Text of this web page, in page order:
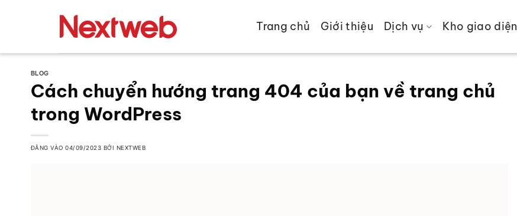
Trang chủ Giới thiệu Dịch vụ Kho giao diện
BLOG
Cách chuyển hướng trang 404 của bạn về trang chủ
trong WordPress
ĐĂNG VÀO04/09/2023 BỞI NEXTWEB